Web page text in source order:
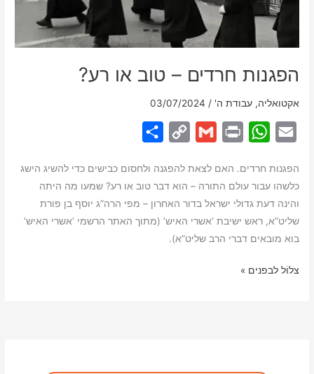
הפגנות חרדים – טוב או רע?
אקטואליה,עבודת ה' /
03/07/2024
a
l
W
a
s
A
i
t
G
a
l
p
L
a
e
הפגנות חרדים. האם לצאת להפגנה ולחסום כבישים כדי להשיג הישג
כלשהו עבור עולם התורה – הוא דבר טוב או רע? שמעו מה היתה
והינה דעת גדולי ישראל בדור האחרון – מפי הרה”ג יוסף בן פורת
שליט”א, ראש ישיבת ‘אשרי האיש’ (מתוך האתר הרשמי ‘אשרי האיש’
בוא מובאים דברי הרב שליט”א).
הפגנות
צלוֹל לבפנים »